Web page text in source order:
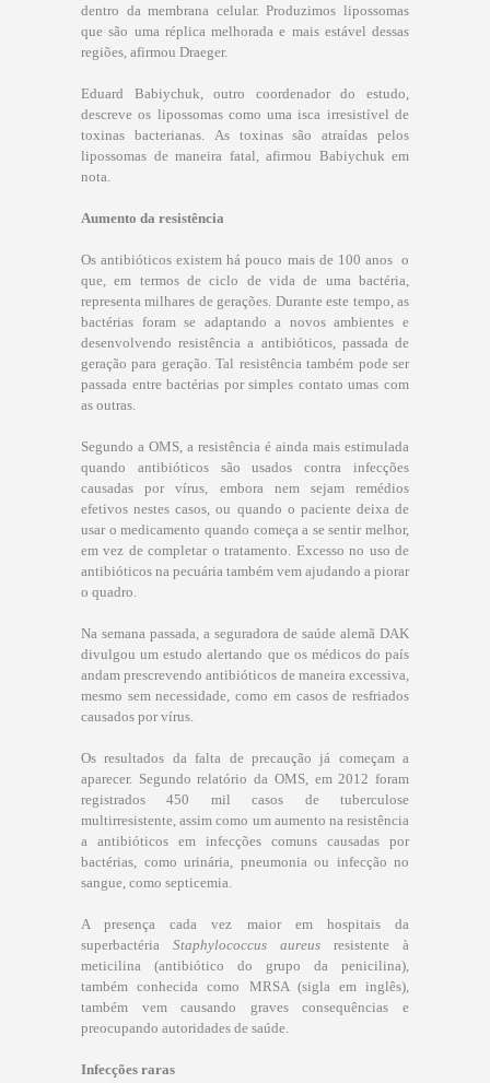
dentro da membrana celular. Produzimos lipossomas
que são uma réplica melhorada e mais estável dessas
regiões, afirmou Draeger.
Eduard Babiychuk, outro coordenador do estudo,
descreve os lipossomas como uma isca irresistível de
toxinas bacterianas. As toxinas são atraídas pelos
lipossomas de maneira fatal, afirmou Babiychuk em
nota.
Aumento da resistência
Os antibióticos existem há pouco mais de 100 anos  o
que, em termos de ciclo de vida de uma bactéria,
representa milhares de gerações. Durante este tempo, as
bactérias foram se adaptando a novos ambientes e
desenvolvendo resistência a antibióticos, passada de
geração para geração. Tal resistência também pode ser
passada entre bactérias por simples contato umas com
as outras.
Segundo a OMS, a resistência é ainda mais estimulada
quando antibióticos são usados contra infecções
causadas por vírus, embora nem sejam remédios
efetivos nestes casos, ou quando o paciente deixa de
usar o medicamento quando começa a se sentir melhor,
em vez de completar o tratamento. Excesso no uso de
antibióticos na pecuária também vem ajudando a piorar
o quadro.
Na semana passada, a seguradora de saúde alemã DAK
divulgou um estudo alertando que os médicos do país
andam prescrevendo antibióticos de maneira excessiva,
mesmo sem necessidade, como em casos de resfriados
causados por vírus.
Os resultados da falta de precaução já começam a
aparecer. Segundo relatório da OMS, em 2012 foram
registrados 450 mil casos de tuberculose
multirresistente, assim como um aumento na resistência
a antibióticos em infecções comuns causadas por
bactérias, como urinária, pneumonia ou infecção no
sangue, como septicemia.
A presença cada vez maior em hospitais da
superbactéria Staphylococcus aureus resistente à
meticilina (antibiótico do grupo da penicilina),
também conhecida como MRSA (sigla em inglês),
também vem causando graves consequências e
preocupando autoridades de saúde.
Infecções raras